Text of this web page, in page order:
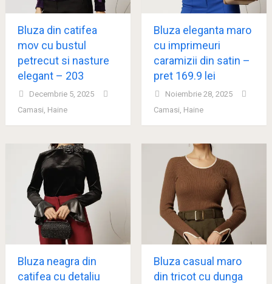
Bluza din catifea
mov cu bustul
petrecut si nasture
elegant – 203
Decembrie 5, 2025
Camasi, Haine
Bluza eleganta maro
cu imprimeuri
caramizii din satin –
pret 169.9 lei
Noiembrie 28, 2025
Camasi, Haine
Bluza neagra din
catifea cu detaliu
Bluza casual maro
din tricot cu dunga